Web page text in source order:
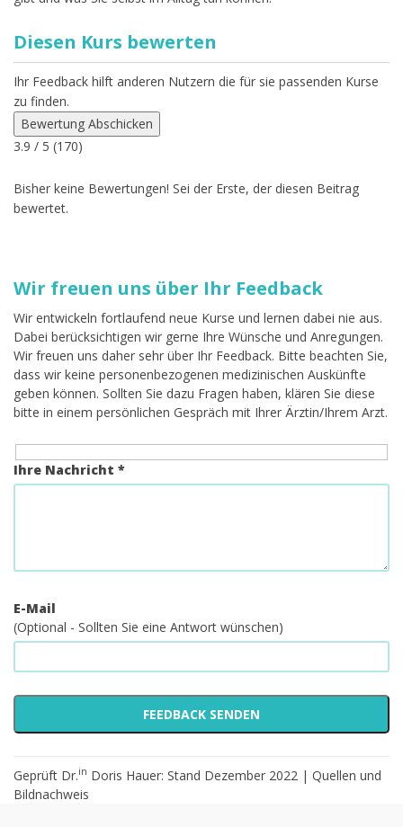
Diesen Kurs bewerten
Ihr Feedback hilft anderen Nutzern die für sie passenden Kurse
zu finden.
Bewertung Abschicken
3.9 / 5 (170)
Bisher keine Bewertungen! Sei der Erste, der diesen Beitrag
bewertet.
Wir freuen uns über Ihr Feedback
Wir entwickeln fortlaufend neue Kurse und lernen dabei nie aus.
Dabei berücksichtigen wir gerne Ihre Wünsche und Anregungen.
Wir freuen uns daher sehr über Ihr Feedback. Bitte beachten Sie,
dass wir keine personenbezogenen medizinischen Auskünfte
geben können. Sollten Sie dazu Fragen haben, klären Sie diese
bitte in einem persönlichen Gespräch mit Ihrer Ärztin/Ihrem Arzt.
Ihre Nachricht *
E-Mail
(Optional - Sollten Sie eine Antwort wünschen)
Geprüft Dr.in Doris Hauer: Stand Dezember 2022 | Quellen und
Bildnachweis